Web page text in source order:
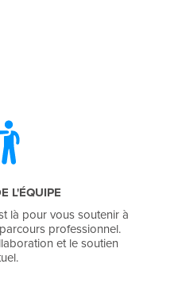
L'ÉQUIPE
là pour vous soutenir à
professionnel.
et le soutien